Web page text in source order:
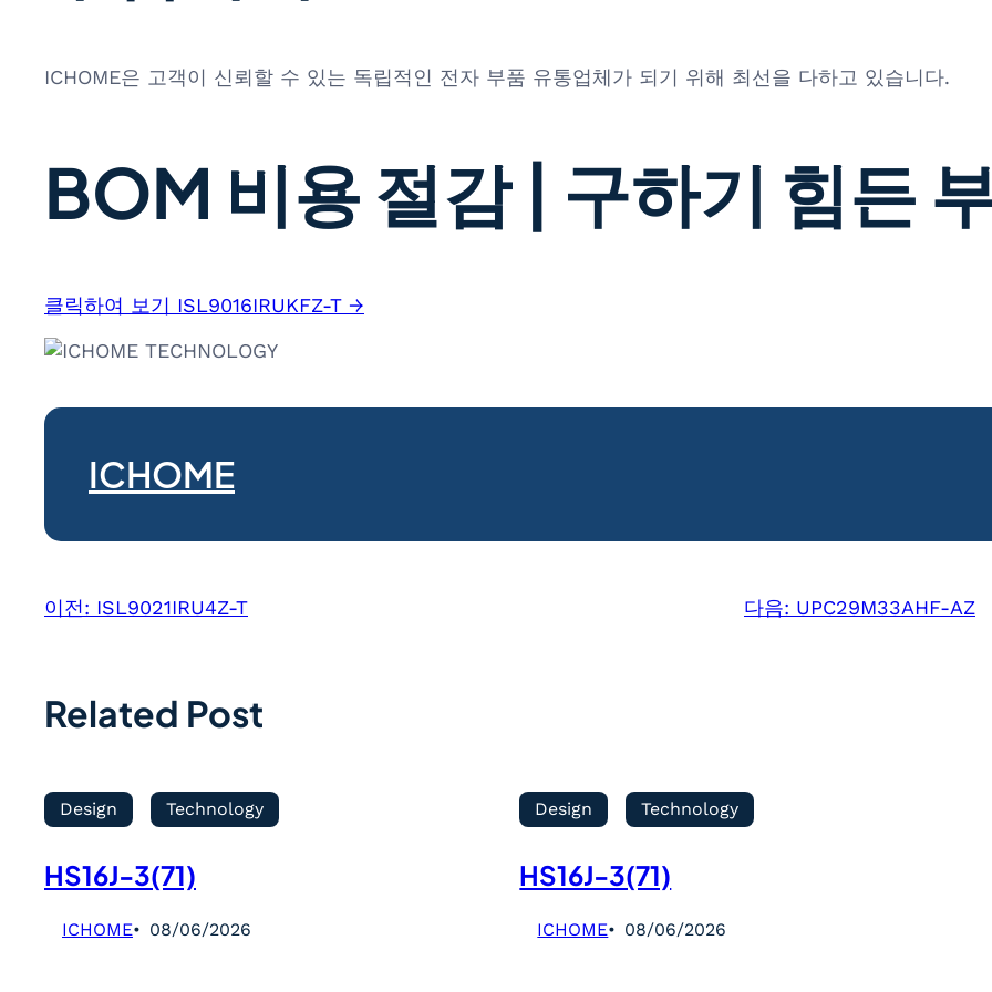
ICHOME은 고객이 신뢰할 수 있는 독립적인 전자 부품 유통업체가 되기 위해 최선을 다하고 있습니다.
BOM 비용 절감 | 구하기 힘든
클릭하여 보기 ISL9016IRUKFZ-T →
ICHOME
이전: ISL9021IRU4Z-T 다음: UPC29M33AHF-AZ
Related Post
Design Technology
HS16J-3(71)
ICHOME 08/06/2026
Design Technology
HS16J-3(71)
ICHOME 08/06/2026